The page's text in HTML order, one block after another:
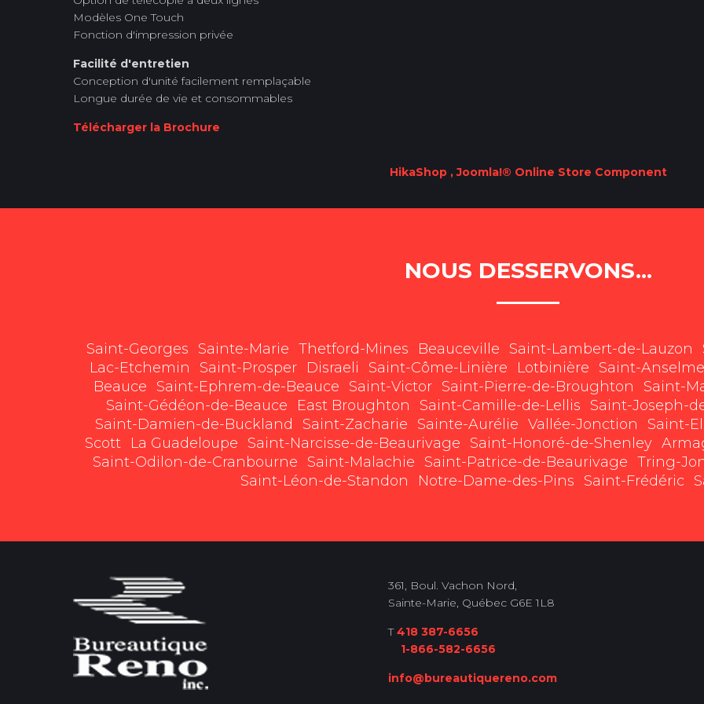
Modèles One Touch
Fonction d'impression privée
Facilité d'entretien
Conception d'unité facilement remplaçable
Longue durée de vie et consommables
Télécharger la Brochure
HikaShop , Joomla!® Online Store Component
NOUS DESSERVONS...
Saint-Georges Sainte-Marie Thetford-Mines Beauceville Saint-Lambert-de-Lauzon
Lac-Etchemin
Saint-Prosper Disraeli Saint-Côme-Linière Lotbinière Saint-Anselme
Beauce
Saint-Ephrem-de-Beauce Saint-Victor Saint-Pierre-de-Broughton Saint-
Saint-Gédéon-de-Beauce
East Broughton Saint-Camille-de-Lellis Saint-Joseph-
Saint-Damien-de-Buckland
Saint-Zacharie Sainte-Aurélie Vallée-Jonction Saint-
Scott
La Guadeloupe Saint-Narcisse-de-Beaurivage Saint-Honoré-de-Shenley
Saint-Odilon-de-Cranbourne
Saint-Malachie Saint-Patrice-de-Beaurivage Tring-
Saint-Léon-de-Standon
Notre-Dame-des-Pins Saint-Frédéric
361, Boul. Vachon Nord,
Sainte-Marie, Québec G6E 1L8
T418 387-6656
1-866-582-6656
info@bureautiquereno.com